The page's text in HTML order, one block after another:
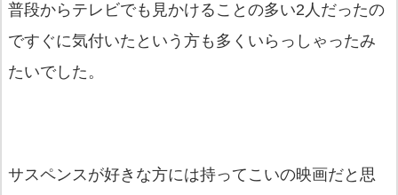
普段からテレビでも見かけることの多い2人だったの
ですぐに気付いたという方も多くいらっしゃったみ
たいでした。
サスペンスが好きな方には持ってこいの映画だと思